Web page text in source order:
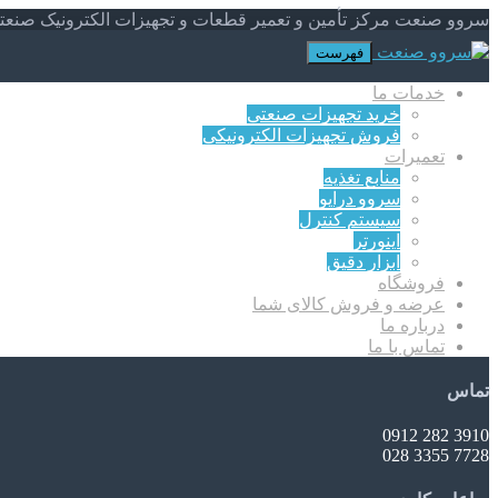
سروو صنعت مرکز تأمین و تعمیر قطعات و تجهیزات الکترونیک
فهرست
خدمات ما
خرید تجهیزات صنعتی
فروش تجهیزات الکترونیکی
تعمیرات
منابع تغذیه
سروو درایو
سیستم کنترل
اینورتر
ابزار دقیق
فروشگاه
عرضه و فروش کالای شما
درباره ما
تماس با ما
تماس
3910 282 0912
7728 3355 028